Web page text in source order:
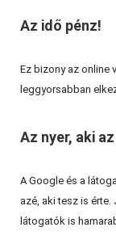
Az idő pénz!
Ez bizony az online
leggyorsabban
Az nyer, aki
A Google és a
azé, aki tesz is érte.
látogatók is